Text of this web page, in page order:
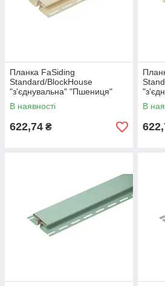
Планка FaSiding
Standard/BlockHouse
"з'єднувальна" "Пшениця"
В наявності
622,74 ₴
В